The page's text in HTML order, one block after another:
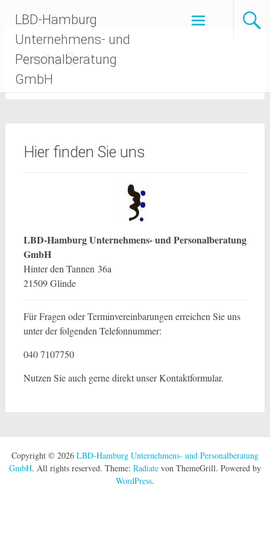
Inhalt
springen
LBD-Hamburg
Unternehmens- und
Personalberatung
GmbH
seite 2
Hier finden Sie uns
LBD-Hamburg Unternehmens- und Personalberatung
GmbH
Hinter den Tannen 36a
21509 Glinde
Für Fragen oder Terminvereinbarungen erreichen Sie uns
unter der folgenden Telefonnummer:
040 7107750
Nutzen Sie auch gerne direkt unser Kontaktformular.
Copyright © 2026 LBD-Hamburg Unternehmens- und Personalberatung
GmbH. All rights reserved. Theme: Radiate von ThemeGrill. Powered by
WordPress.